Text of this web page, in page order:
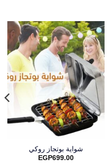
شواية بوتجاز روكي
EGP699.00